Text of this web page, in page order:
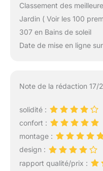
Classement des
Jardin ( Voir les 100
307 en Bains de soleil
Date de mise en ligne
Note de la rédaction 17/
solidité :
confort :
montage :
design :
rapport qualité/prix :